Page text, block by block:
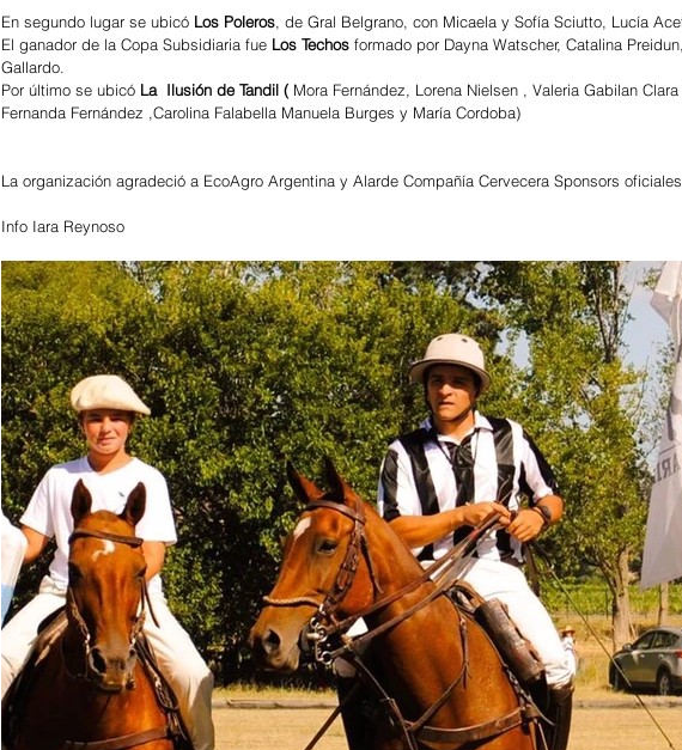
En segundo lugar se ubicó Los Poleros, de Gral Belgrano, con Micaela y Sofía Sciutto, Lucía
El ganador de la Copa Subsidiaria fue Los Techos formado por Dayna Watscher, Catalina
Gallardo.
Por último se ubicó La  Ilusión de Tandil ( Mora Fernández, Lorena Nielsen , Valeria Gabilan
Fernanda Fernández ,Carolina Falabella Manuela Burges y María Cordoba)
La organización agradeció a EcoAgro Argentina y Alarde Compañía Cervecera Sponsors
Info Iara Reynoso